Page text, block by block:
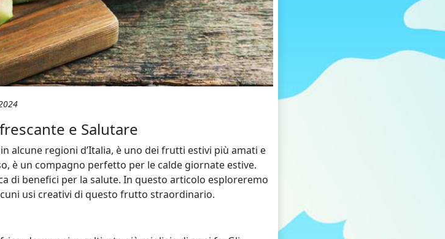
e Salutare
alcune regioni d’Italia, è uno dei frutti estivi più amati e
è un compagno perfetto per le calde giornate estive.
di benefici per la salute. In questo articolo esploreremo
usi creativi di questo frutto straordinario.